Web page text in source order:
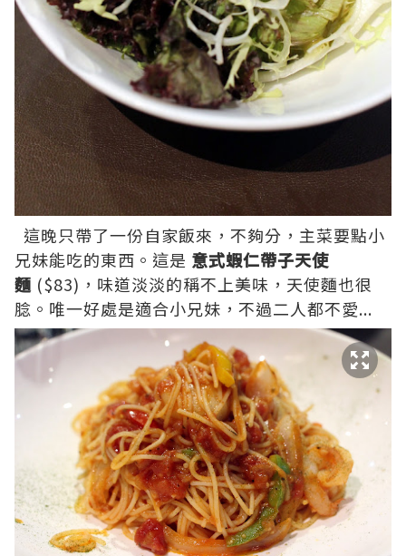
這晚只帶了一份自家飯來，不夠分，主菜要點小
兄妹能吃的東西。這是 意式蝦仁帶子天使
麵 ($83)，味道淡淡的稱不上美味，天使麵也很
腍。唯一好處是適合小兄妹，不過二人都不愛...